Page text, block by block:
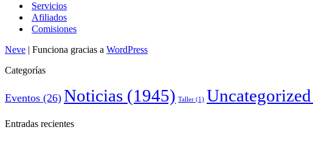
Servicios
Afiliados
Comisiones
Neve | Funciona gracias a WordPress
Categorías
Eventos (26) Noticias (1945) Taller (1) Uncategorized
Entradas recientes